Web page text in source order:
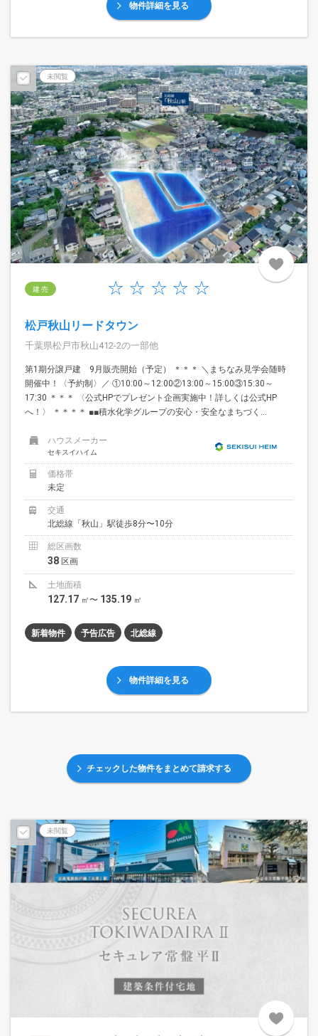
物件詳細を見る
未閲覧 予告広告
建 売
松戸秋山リードタウン
千葉県松戸市秋山412-2の一部他
第1期分譲戸建 9月販売開始（予定） ＊＊＊ ＼まちなみ見学会随時
開催中！〈予約制〉／ ①10:00～12:00②13:00～15:00③15:30～
17:30 ＊＊＊ 〈公式HPでプレゼント企画実施中！詳しくは公式HP
へ！〉 ＊＊＊＊ ■■積水化学グループの安心・安全なまちづく...
ハウスメーカー
セキスイハイム
価格帯
未定
交通
北総線「秋山」駅徒歩8分〜10分
総区画数
38 区画
土地面積
127.17 ㎡〜 135.19 ㎡
新着物件 予告広告 北総線
物件詳細を見る
チェックした物件をまとめて請求する
未閲覧